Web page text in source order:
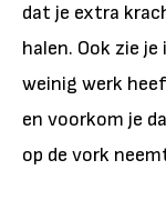
dat je extra
halen. Ook zie
weinig werk
en voorkom je
op de vork